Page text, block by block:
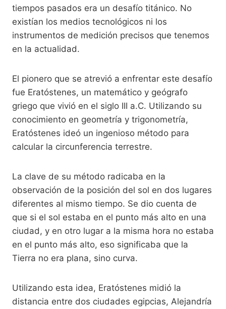
tiempos pasados era un desafío titánico. No
existían los medios tecnológicos ni los
instrumentos de medición precisos que tenemos
en la actualidad.
El pionero que se atrevió a enfrentar este desafío
fue Eratóstenes, un matemático y geógrafo
griego que vivió en el siglo III a.C. Utilizando su
conocimiento en geometría y trigonometría,
Eratóstenes ideó un ingenioso método para
calcular la circunferencia terrestre.
La clave de su método radicaba en la
observación de la posición del sol en dos lugares
diferentes al mismo tiempo. Se dio cuenta de
que si el sol estaba en el punto más alto en una
ciudad, y en otro lugar a la misma hora no estaba
en el punto más alto, eso significaba que la
Tierra no era plana, sino curva.
Utilizando esta idea, Eratóstenes midió la
distancia entre dos ciudades egipcias, Alejandría